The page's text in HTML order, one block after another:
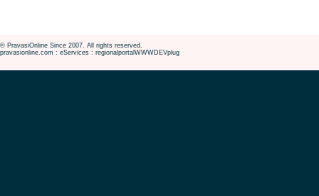
© PravasiOnline Since 2007. All rights reserved.
pravasionline.com : eServices : regionalportalWWWDEVplug